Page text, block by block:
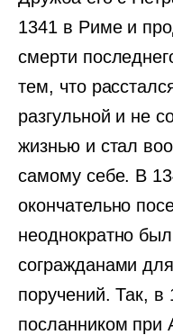
1341 в Риме и
смерти
тем, что
разгульной и не
жизнью и стал
самому себе. В
окончательно
неоднократно
согражданами
поручений. Так,
посланником при